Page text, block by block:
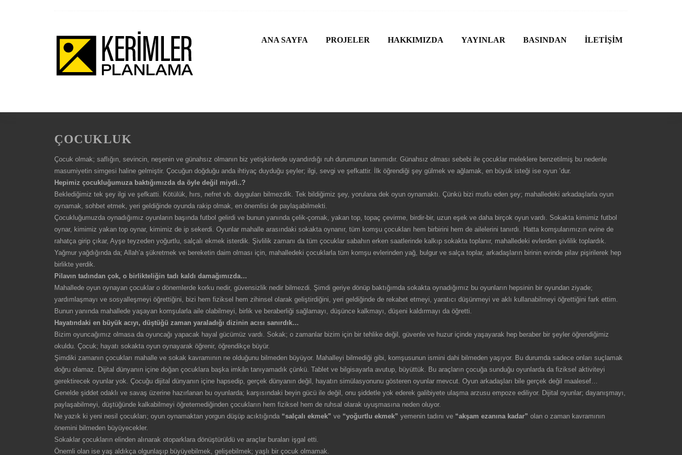
ANA SAYFA PROJELER HAKKIMIZDA YAYINLAR BASINDAN İLETİŞİM
ÇOCUKLUK
Çocuk olmak; saflığın, sevincin, neşenin ve günahsız olmanın biz yetişkinlerde uyandırdığı ruh durumunun tanımıdır. Günahsız olması sebebi ile çocuklar meleklere benzetilmiş bu nedenle
masumiyetin simgesi haline gelmiştir. Çocuğun doğduğu anda ihtiyaç duyduğu şeyler; ilgi, sevgi ve şefkattir. İlk öğrendiği şey gülmek ve ağlamak, en büyük isteği ise oyun ’dur.
Hepimiz çocukluğumuza baktığımızda da öyle değil miydi..?
Beklediğimiz tek şey ilgi ve şefkatti. Kötülük, hırs, nefret vb. duyguları bilmezdik. Tek bildiğimiz şey, yorulana dek oyun oynamaktı. Çünkü bizi mutlu eden şey; mahalledeki arkadaşlarla oyun
oynamak, sohbet etmek, yeri geldiğinde oyunda rakip olmak, en önemlisi de paylaşabilmekti.
Çocukluğumuzda oynadığımız oyunların başında futbol gelirdi ve bunun yanında çelik-çomak, yakan top, topaç çevirme, birdir-bir, uzun eşek ve daha birçok oyun vardı. Sokakta kimimiz futbol
oynar, kimimiz yakan top oynar, kimimiz de ip sekerdi. Oyunlar mahalle arasındaki sokakta oynanır, tüm komşu çocukları hem birbirini hem de ailelerini tanırdı. Hatta komşularımızın evine de
rahatça girip çıkar, Ayşe teyzeden yoğurtlu, salçalı ekmek isterdik. Şivlilik zamanı da tüm çocuklar sabahın erken saatlerinde kalkıp sokakta toplanır, mahalledeki evlerden şivlilik toplardık.
Yağmur yağdığında da; Allah’a şükretmek ve bereketin daim olması için, mahalledeki çocuklarla tüm komşu evlerinden yağ, bulgur ve salça toplar, arkadaşların birinin evinde pilav pişirilerek hep
birlikte yerdik.
Pilavın tadından çok, o birlikteliğin tadı kaldı damağımızda…
Mahallede oyun oynayan çocuklar o dönemlerde korku nedir, güvensizlik nedir bilmezdi. Şimdi geriye dönüp baktığımda sokakta oynadığımız bu oyunların hepsinin bir oyundan ziyade;
yardımlaşmayı ve sosyalleşmeyi öğrettiğini, bizi hem fiziksel hem zihinsel olarak geliştirdiğini, yeri geldiğinde de rekabet etmeyi, yaratıcı düşünmeyi ve aklı kullanabilmeyi öğrettiğini fark ettim.
Bunun yanında mahallede yaşayan komşularla aile olabilmeyi, birlik ve beraberliği sağlamayı, düşünce kalkmayı, düşeni kaldırmayı da öğretti.
Hayatındaki en büyük acıyı, düştüğü zaman yaraladığı dizinin acısı sanırdık…
Bizim oyuncağımız olmasa da oyuncağı yapacak hayal gücümüz vardı. Sokak; o zamanlar bizim için bir tehlike değil, güvenle ve huzur içinde yaşayarak hep beraber bir şeyler öğrendiğimiz
okuldu. Çocuk; hayatı sokakta oyun oynayarak öğrenir, öğrendikçe büyür.
Şimdiki zamanın çocukları mahalle ve sokak kavramının ne olduğunu bilmeden büyüyor. Mahalleyi bilmediği gibi, komşusunun ismini dahi bilmeden yaşıyor. Bu durumda sadece onları suçlamak
doğru olamaz. Dijital dünyanın içine doğan çocuklara başka imkân tanıyamadık çünkü. Tablet ve bilgisayarla avutup, büyüttük. Bu araçların çocuğa sunduğu oyunlarda da fiziksel aktiviteyi
gerektirecek oyunlar yok. Çocuğu dijital dünyanın içine hapsedip, gerçek dünyanın değil, hayatın simülasyonunu gösteren oyunlar mevcut. Oyun arkadaşları bile gerçek değil maalesef…
Genelde şiddet odaklı ve savaş üzerine hazırlanan bu oyunlarda; karşısındaki beyin gücü ile değil, onu şiddetle yok ederek galibiyete ulaşma arzusu empoze ediliyor. Dijital oyunlar; dayanışmayı,
paylaşabilmeyi, düştüğünde kalkabilmeyi öğretemediğinden çocukların hem fiziksel hem de ruhsal olarak uyuşmasına neden oluyor.
Ne yazık ki yeni nesil çocukları; oyun oynamaktan yorgun düşüp acıktığında “salçalı ekmek” ve “yoğurtlu ekmek” yemenin tadını ve “akşam ezanına kadar” olan o zaman kavramının
önemini bilmeden büyüyecekler.
Sokaklar çocukların elinden alınarak otoparklara dönüştürüldü ve araçlar buraları işgal etti.
Önemli olan ise yaş aldıkça olgunlaşıp büyüyebilmek, gelişebilmek; yaşlı bir çocuk olmamak.